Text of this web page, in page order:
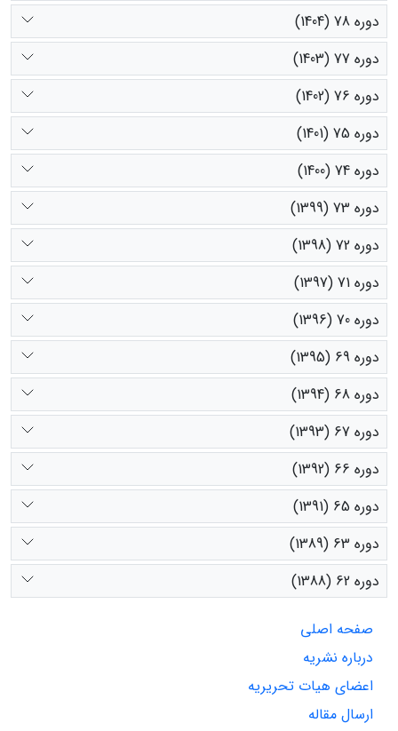
دوره 78 (1404)
دوره 77 (1403)
دوره 76 (1402)
دوره 75 (1401)
دوره 74 (1400)
دوره 73 (1399)
دوره 72 (1398)
دوره 71 (1397)
دوره 70 (1396)
دوره 69 (1395)
دوره 68 (1394)
دوره 67 (1393)
دوره 66 (1392)
دوره 65 (1391)
دوره 63 (1389)
دوره 62 (1388)
صفحه اصلی
درباره نشریه
اعضای هیات تحریریه
ارسال مقاله